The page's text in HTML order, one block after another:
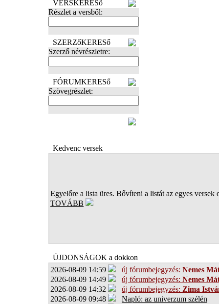
VERSKERESő
Részlet a versből:
SZERZőKERESő
Szerző névrészletre:
FÓRUMKERESő
Szövegrészlet:
Kedvenc versek
Egyelőre a lista üres. Bővíteni a listát az egyes versek
TOVÁBB
ÚJDONSÁGOK a dokkon
2026-08-09 14:59
új fórumbejegyzés: Nemes
2026-08-09 14:49
új fórumbejegyzés: Nemes
2026-08-09 14:32
új fórumbejegyzés: Zima
2026-08-09 09:48
Napló: az univerzum szélén